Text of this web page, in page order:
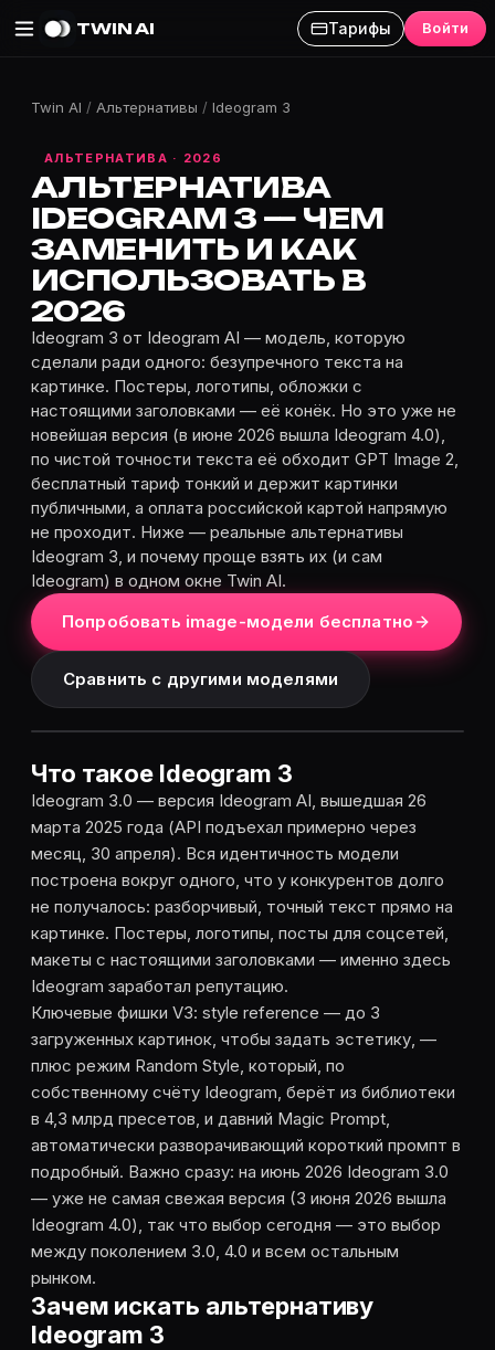
TWIN AI Тарифы Войти
Twin AI / Альтернативы / Ideogram 3
АЛЬТЕРНАТИВА · 2026
АЛЬТЕРНАТИВА
IDEOGRAM 3 — ЧЕМ
ЗАМЕНИТЬ И КАК
ИСПОЛЬЗОВАТЬ В
2026
Ideogram 3 от Ideogram AI — модель, которую
сделали ради одного: безупречного текста на
картинке. Постеры, логотипы, обложки с
настоящими заголовками — её конёк. Но это уже не
новейшая версия (в июне 2026 вышла Ideogram 4.0),
по чистой точности текста её обходит GPT Image 2,
бесплатный тариф тонкий и держит картинки
публичными, а оплата российской картой напрямую
не проходит. Ниже — реальные альтернативы
Ideogram 3, и почему проще взять их (и сам
Ideogram) в одном окне Twin AI.
Попробовать image-модели бесплатно
Сравнить с другими моделями
Что такое Ideogram 3
Ideogram 3.0 — версия Ideogram AI, вышедшая 26
марта 2025 года (API подъехал примерно через
месяц, 30 апреля). Вся идентичность модели
построена вокруг одного, что у конкурентов долго
не получалось: разборчивый, точный текст прямо на
картинке. Постеры, логотипы, посты для соцсетей,
макеты с настоящими заголовками — именно здесь
Ideogram заработал репутацию.
Ключевые фишки V3: style reference — до 3
загруженных картинок, чтобы задать эстетику, —
плюс режим Random Style, который, по
собственному счёту Ideogram, берёт из библиотеки
в 4,3 млрд пресетов, и давний Magic Prompt,
автоматически разворачивающий короткий промпт в
подробный. Важно сразу: на июнь 2026 Ideogram 3.0
— уже не самая свежая версия (3 июня 2026 вышла
Ideogram 4.0), так что выбор сегодня — это выбор
между поколением 3.0, 4.0 и всем остальным
рынком.
Зачем искать альтернативу
Ideogram 3